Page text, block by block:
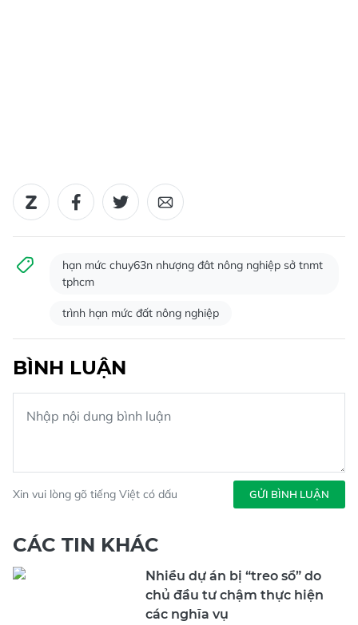
hạn mức chuy63n nhượng đât nông nghiệp sở tnmt
tphcm
trình hạn mức đất nông nghiệp
BÌNH LUẬN
Xin vui lòng gõ tiếng Việt có dấu GỬI BÌNH LUẬN
CÁC TIN KHÁC
Nhiều dự án bị “treo sổ” do
chủ đầu tư chậm thực hiện
các nghĩa vụ